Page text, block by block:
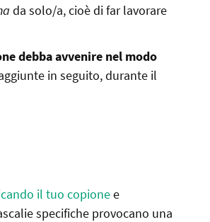
da solo/a, cioè di far lavorare
debba avvenire nel modo
in seguito, durante il
il tuo copionee
specifiche provocano una